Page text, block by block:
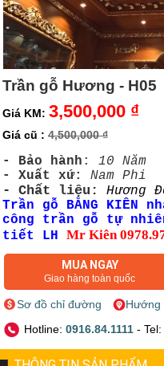
Trần gỗ Hương - H05
Giá KM: 3,500,000 ₫
Giá cũ : 4,500,000 ₫
- Bảo hành :
10 Năm
- Xuất xứ:
Nam Phi
- Chất liệu: Hương
Trần gỗ BẰNG
công trần gỗ tự
tiết LH Mr Kiên
MUA NGAY
Giao hàng toàn quốc
Sơ đồ chỉ đường
Hướng
Hotline: 0916.84.1111 - Tel: